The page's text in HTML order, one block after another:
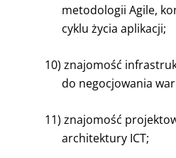
metodologii Agile,
cyklu życia aplikacji;
10) znajomość
do negocjowania
11) znajomość
architektury ICT;